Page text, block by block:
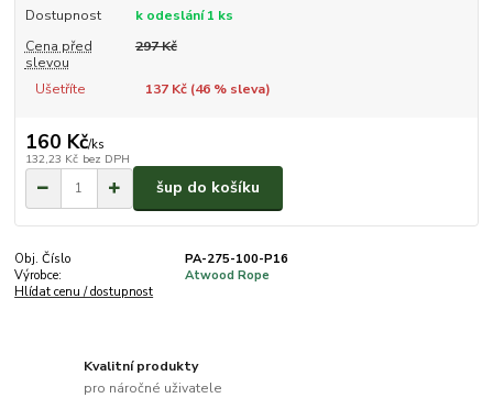
Dostupnost
k odeslání 1 ks
Cena před
slevou
297 Kč
Ušetříte 137 Kč (46% sleva)
160 Kč/ks
132,23 Kč bez DPH
šup do košíku
Obj. Číslo
PA-275-100-P16
Výrobce:
Atwood Rope
Hlídat cenu / dostupnost
Kvalitní produkty
pro náročné uživatele